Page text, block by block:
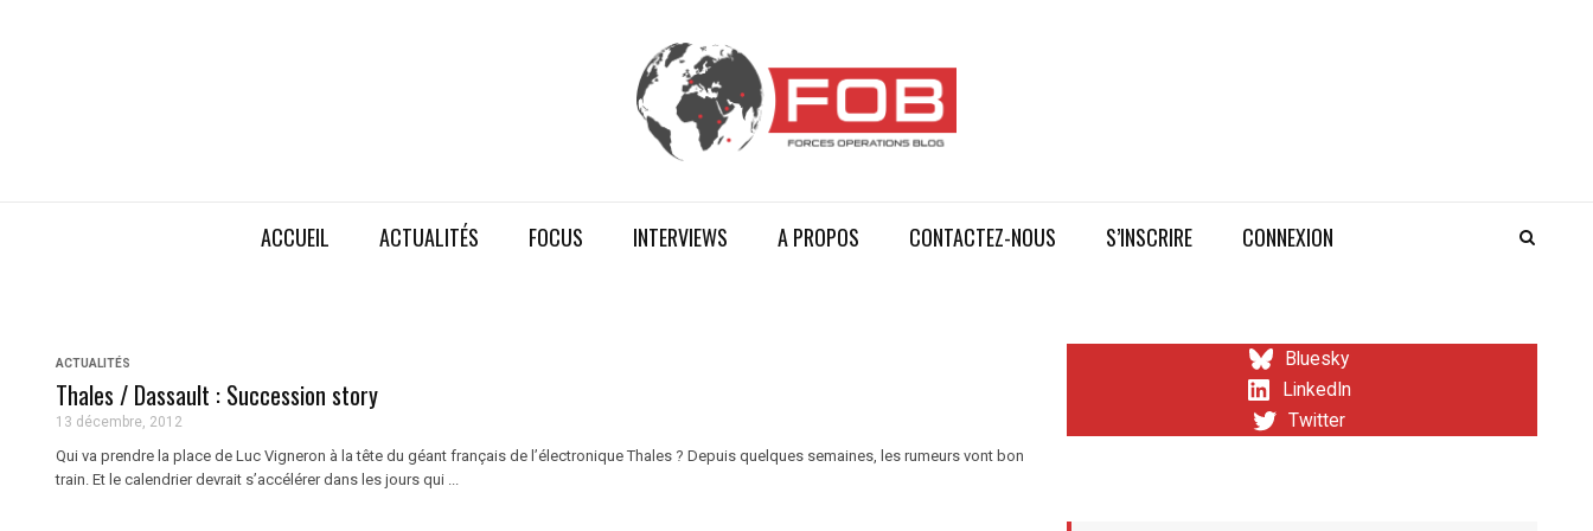
ACCUEIL ACTUALITÉS FOCUS INTERVIEWS A PROPOS CONTACTEZ-NOUS S’INSCRIRE CONNEXION
ACTUALITÉS
Thales / Dassault : Succession story
13 décembre, 2012
Qui va prendre la place de Luc Vigneron à la tête du géant français de l’électronique Thales ? Depuis quelques semaines, les rumeurs vont bon
train. Et le calendrier devrait s’accélérer dans les jours qui ...
Bluesky
LinkedIn
Twitter